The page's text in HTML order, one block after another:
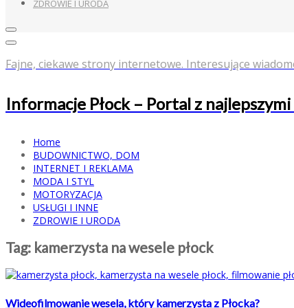
ZDROWIE I URODA
Fajne, ciekawe strony internetowe. Interesujące
Informacje Płock – Portal z
Home
BUDOWNICTWO, DOM
INTERNET I REKLAMA
MODA I STYL
MOTORYZACJA
USŁUGI I INNE
ZDROWIE I URODA
Tag: kamerzysta na wesele płock
Wideofilmowanie wesela, który kamerzysta z Płocka?